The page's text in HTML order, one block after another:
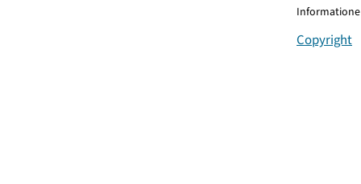
Copyright